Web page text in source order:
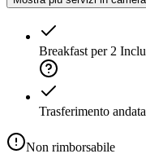
Breakfast per 2
Trasferimento
Non rimborsabile